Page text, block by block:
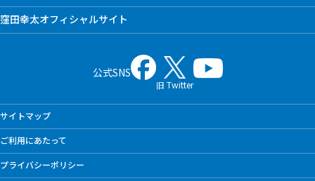
窪田幸太オフィシャルサイト
公式SNS
旧 Twitter
サイトマップ
ご利用にあたって
プライバシーポリシー